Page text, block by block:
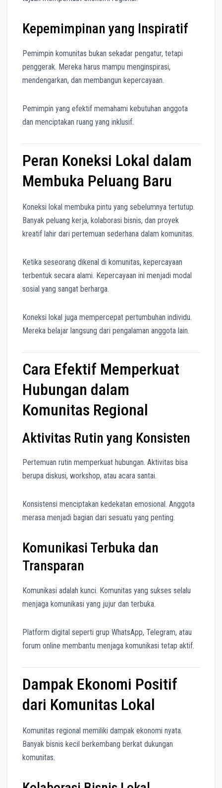
Kepemimpinan yang Inspiratif
Pemimpin komunitas bukan sekadar pengatur, tetapi
penggerak. Mereka harus mampu menginspirasi,
mendengarkan, dan membangun kepercayaan.
Pemimpin yang efektif memahami kebutuhan anggota
dan menciptakan ruang yang inklusif.
Peran Koneksi Lokal dalam
Membuka Peluang Baru
Koneksi lokal membuka pintu yang sebelumnya tertutup.
Banyak peluang kerja, kolaborasi bisnis, dan proyek
kreatif lahir dari pertemuan sederhana dalam komunitas.
Ketika seseorang dikenal di komunitas, kepercayaan
terbentuk secara alami. Kepercayaan ini menjadi modal
sosial yang sangat berharga.
Koneksi lokal juga mempercepat pertumbuhan individu.
Mereka belajar langsung dari pengalaman anggota lain.
Cara Efektif Memperkuat
Hubungan dalam
Komunitas Regional
Aktivitas Rutin yang Konsisten
Pertemuan rutin memperkuat hubungan. Aktivitas bisa
berupa diskusi, workshop, atau acara santai.
Konsistensi menciptakan kedekatan emosional. Anggota
merasa menjadi bagian dari sesuatu yang penting.
Komunikasi Terbuka dan
Transparan
Komunikasi adalah kunci. Komunitas yang sukses selalu
menjaga komunikasi yang jujur dan terbuka.
Platform digital seperti grup WhatsApp, Telegram, atau
forum online membantu menjaga komunikasi tetap aktif.
Dampak Ekonomi Positif
dari Komunitas Lokal
Komunitas regional memiliki dampak ekonomi nyata.
Banyak bisnis kecil berkembang berkat dukungan
komunitas.